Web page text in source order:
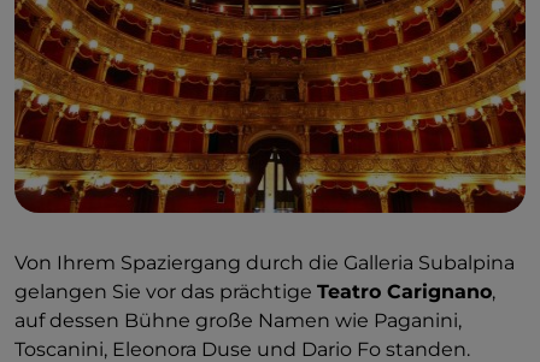
Turin: dasKino Romano, das zu dieser Zeit von
Edmondo De Amicis besucht wurde, und dasCafé
Baratti e Milano. In dieser Galerie wurden einige
Szenen von „Vier Fliegen auf dem grauen Samt“
(1971) gedreht. Hier befindet sich das Büro des
Privatdetektivs Gianni Arrosio.
Von Ihrem Spaziergang durch die Galleria Subalpina
gelangen Sie vor das prächtige Teatro Carignano,
auf dessen Bühne große Namen wie Paganini,
Toscanini, Eleonora Duse und Dario Fo standen.